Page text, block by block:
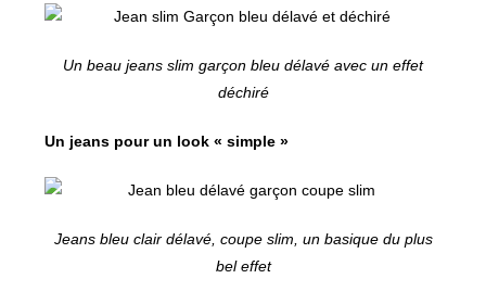
Un beau jeans slim garçon bleu délavé avec un effet
déchiré
Un jeans pour un look « simple »
Jeans bleu clair délavé, coupe slim, un basique du plus
bel effet